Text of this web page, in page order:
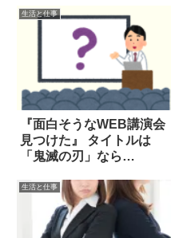
生活と仕事
『面白そうなWEB講演会
見つけた』 タイトルは
「鬼滅の刃」なら
生活と仕事